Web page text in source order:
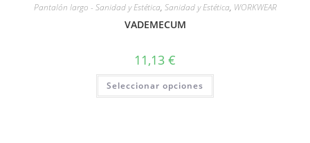
Pantalón largo - Sanidad y Estética, Sanidad y Estética, WORKWEAR
VADEMECUM
11,13 €
Seleccionar opciones